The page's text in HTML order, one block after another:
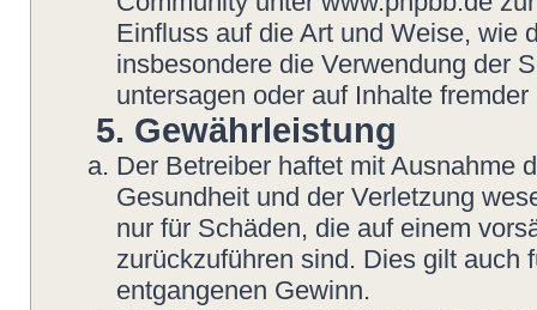
Einfluss auf die Art und Weise, wie
insbesondere die Verwendung der
untersagen oder auf Inhalte
5. Gewährleistung
Der Betreiber haftet mit Ausnahme
Gesundheit und der Verletzung
nur für Schäden, die auf einem
zurückzuführen sind. Dies gilt auch
entgangenen Gewinn.